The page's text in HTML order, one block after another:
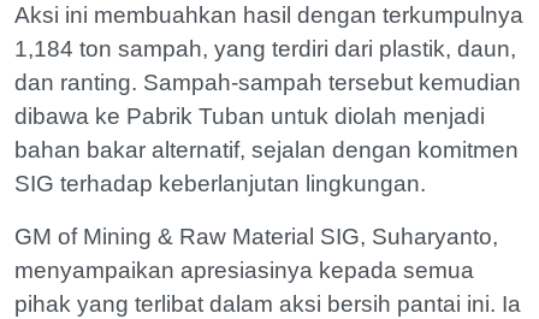
Aksi ini membuahkan hasil dengan terkumpulnya
1,184 ton sampah, yang terdiri dari plastik, daun,
dan ranting. Sampah-sampah tersebut kemudian
dibawa ke Pabrik Tuban untuk diolah menjadi
bahan bakar alternatif, sejalan dengan komitmen
SIG terhadap keberlanjutan lingkungan.
GM of Mining & Raw Material SIG, Suharyanto,
menyampaikan apresiasinya kepada semua
pihak yang terlibat dalam aksi bersih pantai ini. Ia